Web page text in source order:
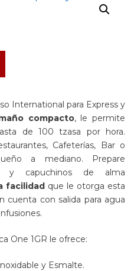
International para Express y
compacto, le permite
de 100 tzasa por hora.
Cafeterías, Bar o
a mediano. Prepare
y capuchinos de alma
facilidad que le otorga esta
cuenta con salida para agua
One 1GR le ofrece:
y Esmalte.